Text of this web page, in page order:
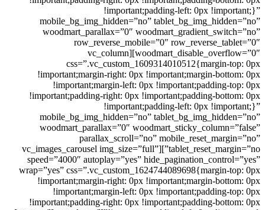
!important;padding-left: 0px !important;}”
mobile_bg_img_hidden=”no” tablet_bg_img_hidden=”no”
woodmart_parallax=”0″ woodmart_gradient_switch=”no”
row_reverse_mobile=”0″ row_reverse_tablet=”0″
woodmart_disable_overflow=”0″][vc_column
css=”.vc_custom_1609314010512{margin-top: 0px
!important;margin-right: 0px !important;margin-bottom: 0px
!important;margin-left: 0px !important;padding-top: 0px
!important;padding-right: 0px !important;padding-bottom: 0px
!important;padding-left: 0px !important;}”
mobile_bg_img_hidden=”no” tablet_bg_img_hidden=”no”
woodmart_parallax=”0″ woodmart_sticky_column=”false”
parallax_scroll=”no” mobile_reset_margin=”no”
tablet_reset_margin=”no”][vc_images_carousel img_size=”full”
speed=”4000″ autoplay=”yes” hide_pagination_control=”yes”
wrap=”yes” css=”.vc_custom_1624744089698{margin-top: 0px
!important;margin-right: 0px !important;margin-bottom: 0px
!important;margin-left: 0px !important;padding-top: 0px
!important;padding-right: 0px !important;padding-bottom: 0px